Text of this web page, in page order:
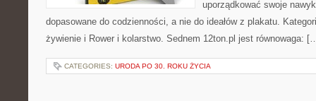
uporządkować swoje
dopasowane do codzienności, a nie do ideałów z plakatu.
żywienie i Rower i kolarstwo. Sednem 12ton.pl jest równowaga:
CATEGORIES: URODA PO 30. ROKU ŻYCIA